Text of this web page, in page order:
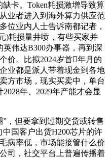
卡。Token耗损激增导致算
业者进入到海外算力供应范
位业内人士告诉南都记者，
)耗损量井喷，有些买家并
伟达B300办事器，再到深
价。比拟2024岁首年月的
业都是派人带着现金到各地
方市场，现实买卖中，单台
年、2029年产能才会显
但要拿到过期交货或转售
国客户出货H200芯片的许
病率低，市场能接管什么价
司，社交平台上普遍传播着